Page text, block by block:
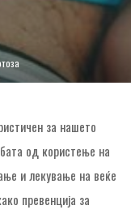
за нашето
од користење на
и лекување на веќе
превенција за